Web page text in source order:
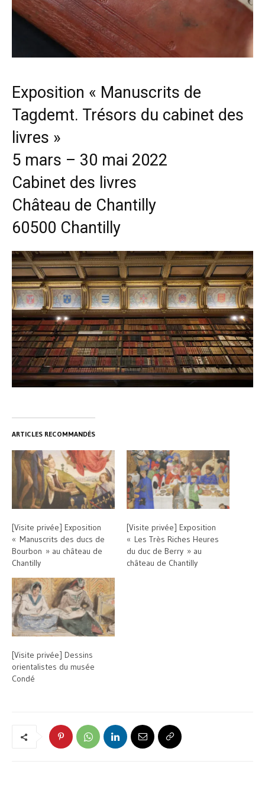
Exposition « Manuscrits de
Tagdemt. Trésors du cabinet des
livres »
5 mars – 30 mai 2022
Cabinet des livres
Château de Chantilly
60500 Chantilly
ARTICLES RECOMMANDÉS
[Visite privée] Exposition
« Manuscrits des ducs de
Bourbon » au château de
Chantilly
[Visite privée] Exposition
« Les Très Riches Heures
du duc de Berry » au
château de Chantilly
[Visite privée] Dessins
orientalistes du musée
Condé